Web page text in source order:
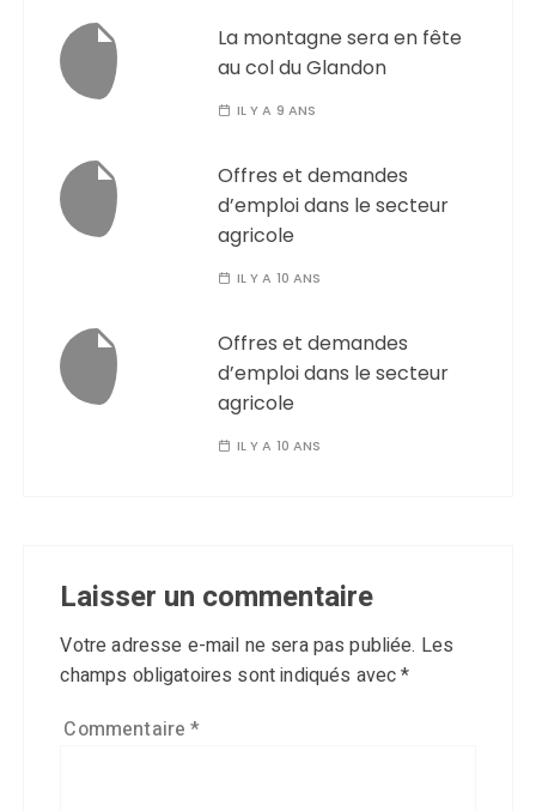
La montagne sera en fête
au col du Glandon
IL Y A 9 ANS
Offres et demandes
d’emploi dans le secteur
agricole
IL Y A 10 ANS
Offres et demandes
d’emploi dans le secteur
agricole
IL Y A 10 ANS
Laisser un commentaire
Votre adresse e-mail ne sera pas publiée. Les
champs obligatoires sont indiqués avec*
Commentaire*